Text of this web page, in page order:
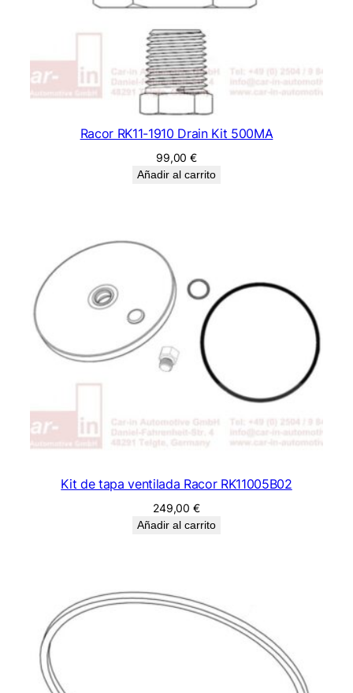
Racor RK11-1910 Drain Kit 500MA
99,00€
Añadir al carrito
Kit de tapa ventilada Racor RK11005B02
249,00€
Añadir al carrito